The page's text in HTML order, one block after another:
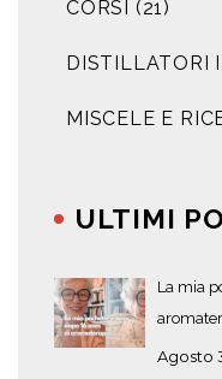
CORSI (21)
DISTILLATORI
MISCELE E
ULTIMI
La mia
Agosto